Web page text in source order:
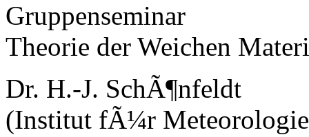
Gruppenseminar
Theorie der Weichen
Dr. H.-J. SchÃ¶nfeldt
(Institut fÃ¼r